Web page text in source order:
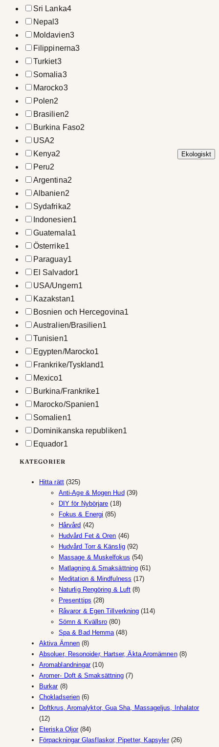
Sri Lanka4
Nepal3
Moldavien3
Filippinerna3
Turkiet3
Somalia3
Marocko3
Polen2
Brasilien2
Burkina Faso2
USA2
Kenya2
Peru2
Argentina2
Albanien2
Sydafrika2
Indonesien1
Guatemala1
Österrike1
Paraguay1
El Salvador1
USA/Ungern1
Kazakstan1
Bosnien och Hercegovina1
Australien/Brasilien1
Tunisien1
Egypten/Marocko1
Frankrike/Tyskland1
Mexico1
Burkina/Frankrike1
Marocko/Spanien1
Somalien1
Dominikanska republiken1
Equador1
Ekologiskt
KATEGORIER
Hitta rätt 325325
produkter
Anti-Age & Mogen Hud 3939
DIY för Nybörjare 1818
Fokus & Energi 8585
Hårvård 4242
produkter
Hudvård Fet & Oren 4646
produkter
Hudvård Torr & Känslig 9292
produkter
Massage & Muskelfokus 5454
produkter
Matlagning & Smaksättning 6161
Meditation & Mindfulness 1717
Naturlig Rengöring & Luft 88
Presenttips 2828
produkter
Råvaror & Egen Tillverkning 114114
Sömn & Kvällsro 8080
produkter
Spa & Bad Hemma 4848
Aktiva Ämnen 88
produkter
Absoluer, Resonoider, Hartser, Äkta Aromämnen 88
Aromablandningar 1010
produkter
Aromer- Doft & Smaksättning 77
Burkar 88
produkter
Chokladserien 66
produkter
Doftkrus, Aromalyktor, Gua Sha, Massageljus, Inhalator
1212
produkter
Eteriska Oljor 8484
produkter
Förpackningar Glasflaskor, Pipetter, Kapsyler 2626